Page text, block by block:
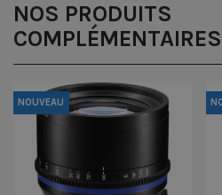
NOS PRODUITS
COMPLÉMENTAIRES
NOUVEAU